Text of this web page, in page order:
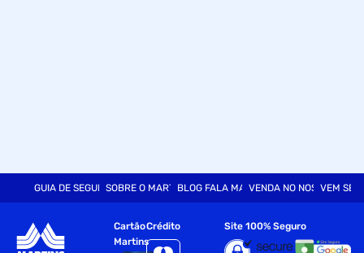
GUIA DE SEGURANÇASOBRE O MARTINSBLOG FALA MARTVENDA NO NOSSO SITE
VEM SER
Cartão
Martins
Crédito Site 100% Seguro